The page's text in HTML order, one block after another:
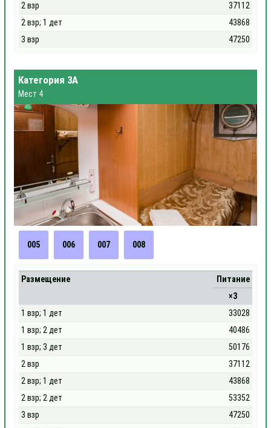
2 взр
37112
2 взр; 1 дет
43868
3 взр
47250
Категория 3А
Мест 4
005 006 007 008
Размещение
Питание
×3
1 взр; 1 дет
33028
1 взр; 2 дет
40486
1 взр; 3 дет
50176
2 взр
37112
2 взр; 1 дет
43868
2 взр; 2 дет
53352
3 взр
47250